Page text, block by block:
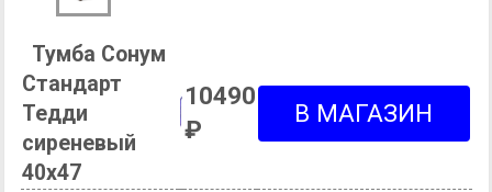
Тумба Сонум
Стандарт
Тедди
сиреневый
40х47
10490
₽